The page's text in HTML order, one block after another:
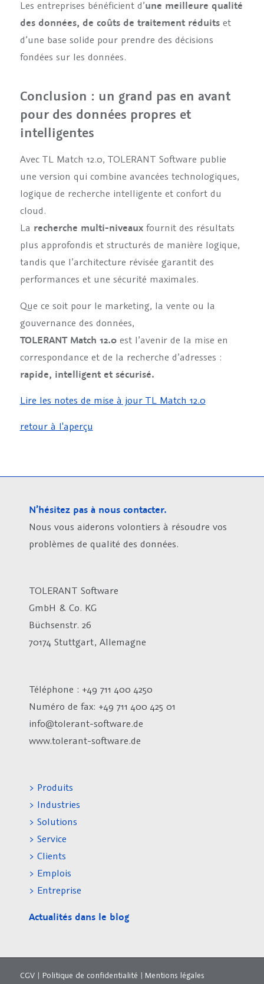
Les entreprises bénéficient d’une meilleure qualité
des données, de coûts de traitement réduits et
d’une base solide pour prendre des décisions
fondées sur les données.
Conclusion : un grand pas en avant
pour des données propres et
intelligentes
Avec TL Match 12.0, TOLERANT Software publie
une version qui combine avancées technologiques,
logique de recherche intelligente et confort du
cloud.
La recherche multi-niveaux fournit des résultats
plus approfondis et structurés de manière logique,
tandis que l’architecture révisée garantit des
performances et une sécurité maximales.
Que ce soit pour le marketing, la vente ou la
gouvernance des données,
TOLERANT Match 12.0 est l’avenir de la mise en
correspondance et de la recherche d’adresses :
rapide, intelligent et sécurisé.
Lire les notes de mise à jour TL Match 12.0
retour à l'aperçu
N’hésitez pas à nous contacter.
Nous vous aiderons volontiers à résoudre vos
problèmes de qualité des données.
TOLERANT Software
GmbH & Co. KG
Büchsenstr. 26
70174 Stuttgart, Allemagne
Téléphone : +49 711 400 4250
Numéro de fax: +49 711 400 425 01
info@tolerant-software.de
www.tolerant-software.de
> Produits
> Industries
> Solutions
> Service
> Clients
> Emplois
> Entreprise
Actualités dans le blog
CGV| Politique de confidentialité | Mentions légales